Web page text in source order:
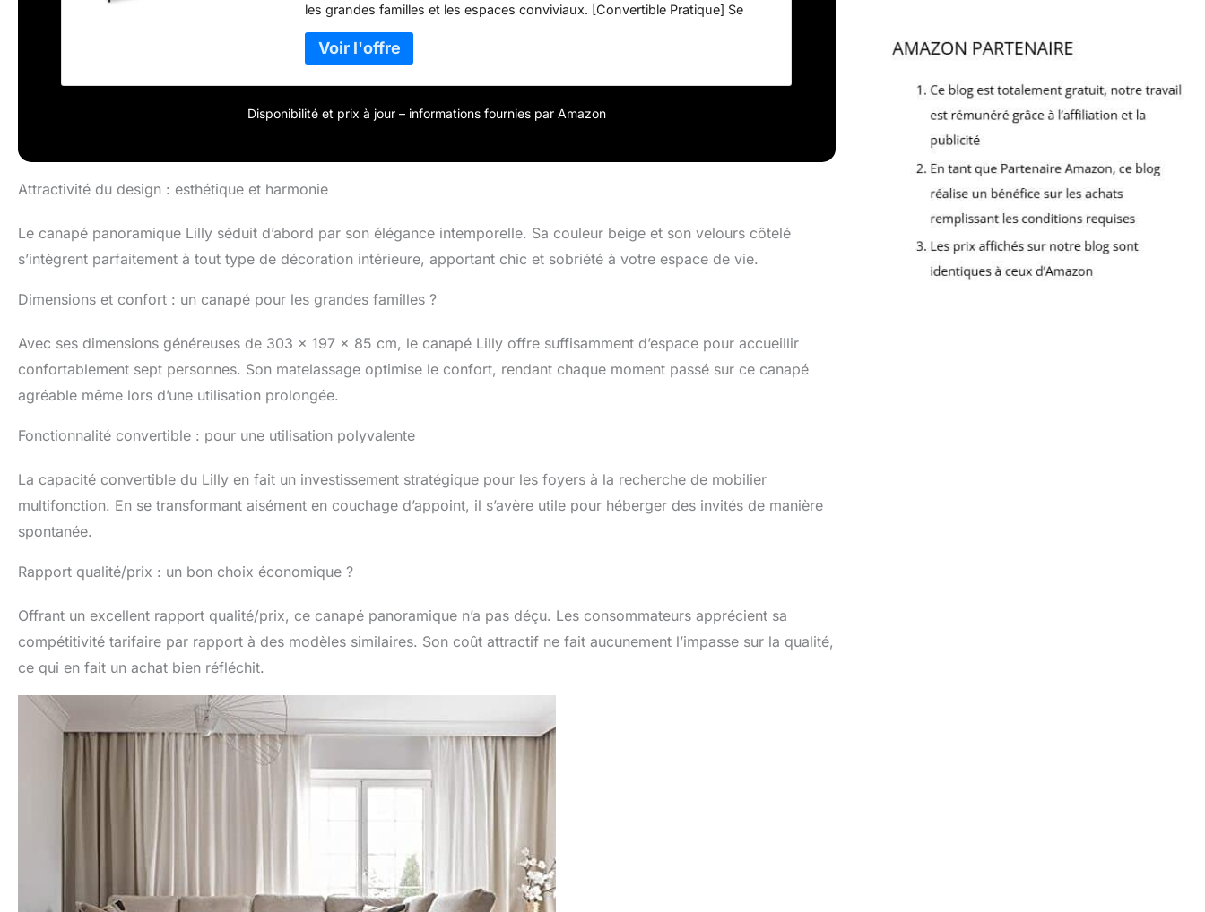
les grandes familles et les espaces conviviaux. [Convertible Pratique] Se
[Confort Supérieur] Dossier ergonomique et assise profonde avec mousse
haute densité pour un soutien optimal. [Design Moderne] Ligne
contemporaine et finitions soignées, disponible en plusieurs coloris
assemblage rapide à domicile.
Disponibilité et prix à jour – informations fournies par Amazon
Attractivité du design : esthétique et harmonie
Le canapé panoramique Lilly séduit d’abord par son élégance intemporelle. Sa couleur beige et son velours côtelé
s’intègrent parfaitement à tout type de décoration intérieure, apportant chic et sobriété à votre espace de vie.
Dimensions et confort : un canapé pour les grandes familles ?
Avec ses dimensions généreuses de 303 x 197 x 85 cm, le canapé Lilly offre suffisamment d’espace pour accueillir
confortablement sept personnes. Son matelassage optimise le confort, rendant chaque moment passé sur ce canapé
agréable même lors d’une utilisation prolongée.
Fonctionnalité convertible : pour une utilisation polyvalente
La capacité convertible du Lilly en fait un investissement stratégique pour les foyers à la recherche de mobilier
multifonction. En se transformant aisément en couchage d’appoint, il s’avère utile pour héberger des invités de manière
spontanée.
Rapport qualité/prix : un bon choix économique ?
Offrant un excellent rapport qualité/prix, ce canapé panoramique n’a pas déçu. Les consommateurs apprécient sa
compétitivité tarifaire par rapport à des modèles similaires. Son coût attractif ne fait aucunement l’impasse sur la qualité,
ce qui en fait un achat bien réfléchit.